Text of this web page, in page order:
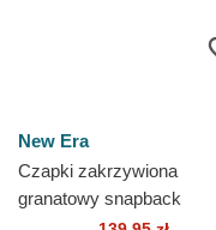
New Era
Czapki zakrzywiona
granatowy snapback
9FORTY M-Crown Player